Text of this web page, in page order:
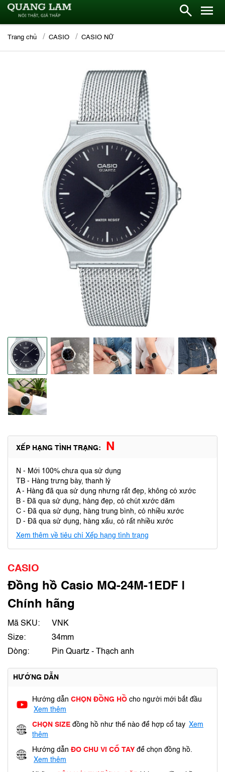
Trang chủ CASIO CASIO NỮ
XẾP HẠNG TÌNH TRẠNG: N
N - Mới 100% chưa qua sử dụng
TB - Hàng trưng bày, thanh lý
A - Hàng đã qua sử dụng nhưng rất đẹp, không có xước
B - Đã qua sử dụng, hàng đẹp, có chút xước dăm
C - Đã qua sử dụng, hàng trung bình, có nhiều xước
D - Đã qua sử dụng, hàng xấu, có rất nhiều xước
Xem thêm về tiêu chí Xếp hạng tình trạng
CASIO
Đồng hồ Casio MQ-24M-1EDF |
Chính hãng
Mã SKU:
VNK
Size:
34mm
Dòng:
Pin Quartz - Thạch anh
HƯỚNG DẪN
Hướng dẫn CHỌN ĐỒNG HỒ cho người mới bắt đầu
Xem thêm
CHỌN SIZE đồng hồ như thế nào để hợp cổ tay Xem
thêm
Hướng dẫn ĐO CHU VI CỔ TAY để chọn đồng hồ.
Xem thêm